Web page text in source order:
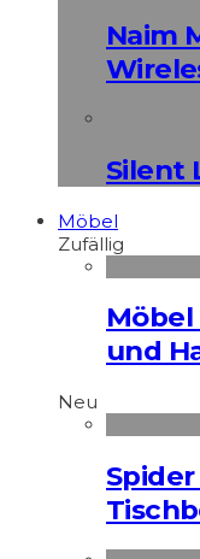
Naim
Silent
Möbel
Zufällig
und
Neu